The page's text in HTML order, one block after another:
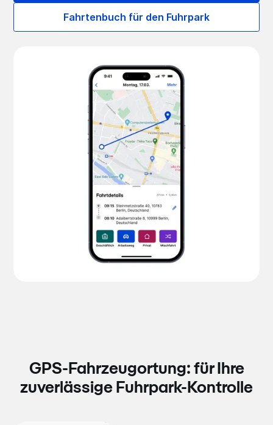
Fahrtenbuch für den Fuhrpark
GPS-Fahrzeugortung: für Ihre
zuverlässige Fuhrpark-Kontrolle